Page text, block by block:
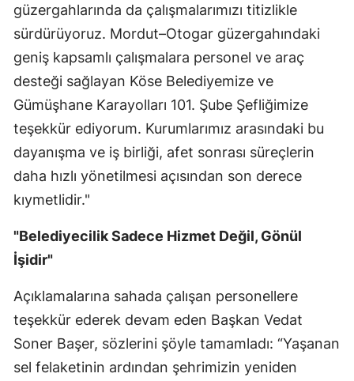
güzergahlarında da çalışmalarımızı titizlikle
sürdürüyoruz. Mordut–Otogar güzergahındaki
geniş kapsamlı çalışmalara personel ve araç
desteği sağlayan Köse Belediyemize ve
Gümüşhane Karayolları 101. Şube Şefliğimize
teşekkür ediyorum. Kurumlarımız arasındaki bu
dayanışma ve iş birliği, afet sonrası süreçlerin
daha hızlı yönetilmesi açısından son derece
kıymetlidir."
"Belediyecilik Sadece Hizmet Değil, Gönül
İşidir"
Açıklamalarına sahada çalışan personellere
teşekkür ederek devam eden Başkan Vedat
Soner Başer, sözlerini şöyle tamamladı: “Yaşanan
sel felaketinin ardından şehrimizin yeniden